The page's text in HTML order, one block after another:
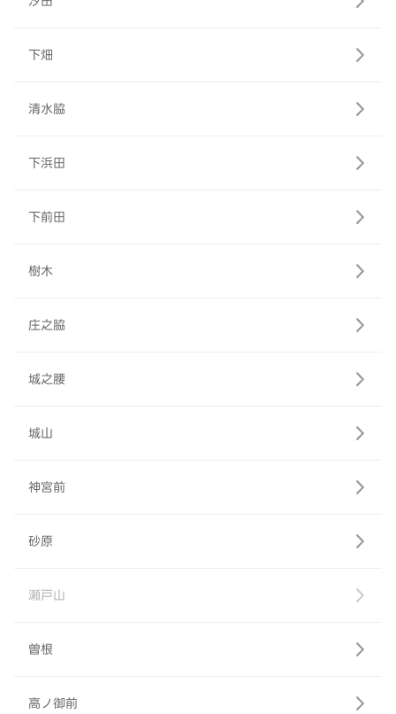
下畑
清水脇
下浜田
下前田
樹木
庄之脇
城之腰
城山
神宮前
砂原
瀬戸山
曽根
高ノ御前